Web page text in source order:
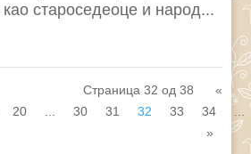
староседеоце и народ...
Страница 32 од 38
«
20 ... 30 31 32 33 34
...
»